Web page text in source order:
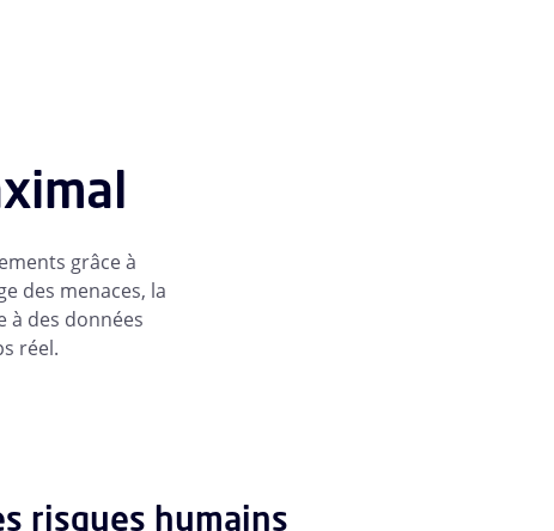
grâce à
des menaces, la
à des données
réel.
risques humains